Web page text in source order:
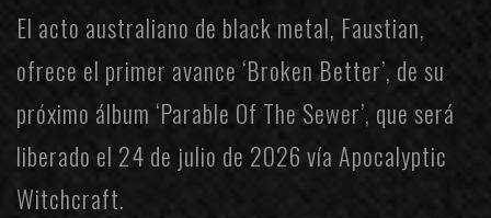
El acto australiano de black metal, Faustian,
ofrece el primer avance ‘Broken Better’, de su
próximo álbum ‘Parable Of The Sewer’, que será
liberado el 24 de julio de 2026 vía Apocalyptic
Witchcraft.